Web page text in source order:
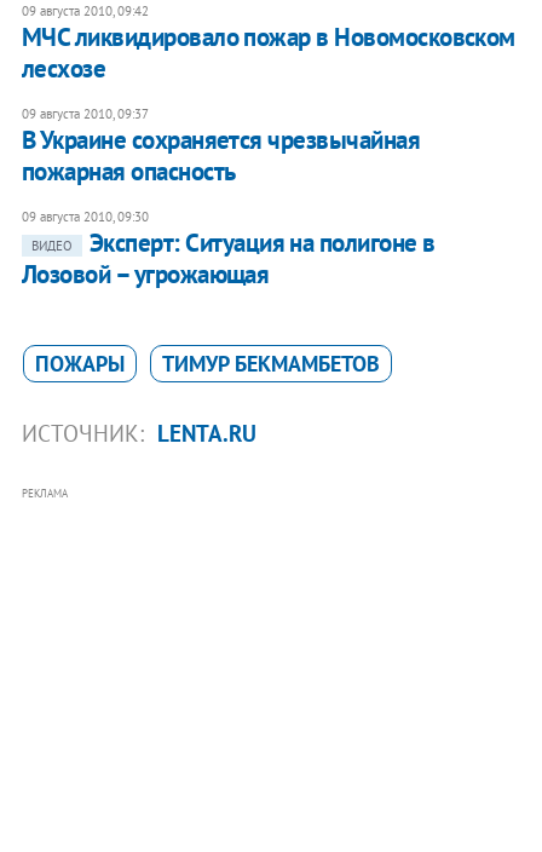
09 августа 2010, 09:42
МЧС ликвидировало пожар в Новомосковском
лесхозе
09 августа 2010, 09:37
В Украине сохраняется чрезвычайная
пожарная опасность
09 августа 2010, 09:30
ВИДЕО
Эксперт: Ситуация на полигоне в
Лозовой – угрожающая
ПОЖАРЫ ТИМУР БЕКМАМБЕТОВ
ИСТОЧНИК: LENTA.RU
РЕКЛАМА